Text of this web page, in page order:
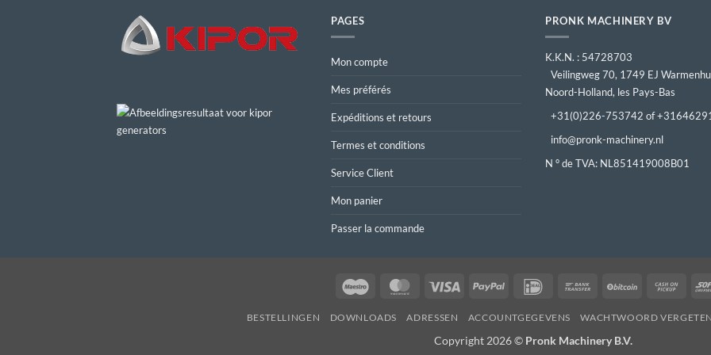
PAGES
Mon compte
Mes préférés
Expéditions et retours
Termes et conditions
Service Client
Mon panier
Passer la commande
PRONK MACHINERY BV
K.K.N. : 54728703
Veilingweg 70, 1749 EJ
Noord-Holland, les Pays-Bas
+31(0)226-753742 of
info@pronk-machinery.nl
N ° de TVA: NL851419008B01
Maestro MasterCardVisa PayPal IDeal
Bank
BitCoin
Cash
Pickup
BESTELLINGEN DOWNLOADS ADRESSEN ACCOUNTGEGEVENS WACHTWOORD VERGETEN
Copyright 2026 © Pronk Machinery B.V.